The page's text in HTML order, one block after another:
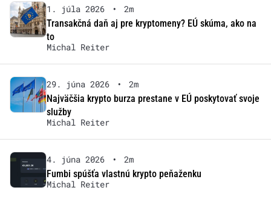
1. júla 2026 •
2m
Transakčná daň aj pre kryptomeny? EÚ skúma, ako na
to
Michal Reiter
29. júna 2026 •
2m
Najväčšia krypto burza prestane v EÚ poskytovať svoje
služby
Michal Reiter
4. júna 2026 •
2m
Fumbi spúšťa vlastnú krypto peňaženku
Michal Reiter